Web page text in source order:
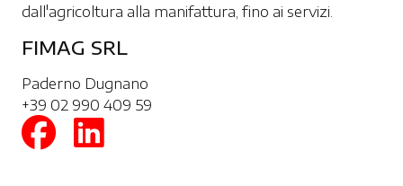
dall'agricoltura alla manifattura, fino ai servizi.
FIMAG SRL
Paderno Dugnano
+39 02 990 409 59